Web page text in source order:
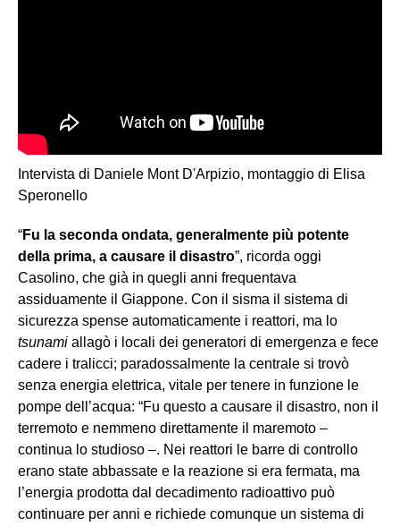
Intervista di Daniele Mont D'Arpizio, montaggio di Elisa
Speronello
“Fu la seconda ondata, generalmente più potente
della prima, a causare il disastro”, ricorda oggi
Casolino, che già in quegli anni frequentava
assiduamente il Giappone. Con il sisma il sistema di
sicurezza spense automaticamente i reattori, ma lo
tsunami allagò i locali dei generatori di emergenza e fece
cadere i tralicci; paradossalmente la centrale si trovò
senza energia elettrica, vitale per tenere in funzione le
pompe dell’acqua: “Fu questo a causare il disastro, non il
terremoto e nemmeno direttamente il maremoto –
continua lo studioso –. Nei reattori le barre di controllo
erano state abbassate e la reazione si era fermata, ma
l’energia prodotta dal decadimento radioattivo può
continuare per anni e richiede comunque un sistema di